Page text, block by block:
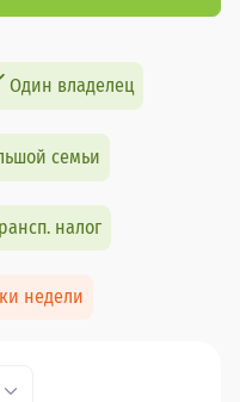
Один владелец
семьи
налог
недели